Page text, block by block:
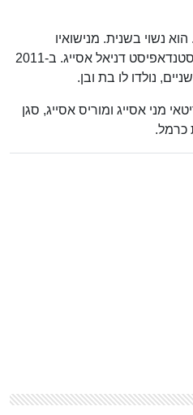
נשוי בשנית. מנישואיו
הראשונים הוא אב לבן אחד, הסטנדאפיסט דניאל אסייג. ב-2011
מני אסייג ומוריס אסייג, סגן
כרמל.